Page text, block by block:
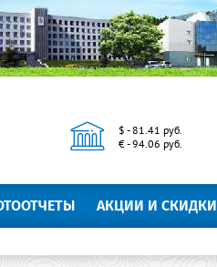
$ - 81.41 руб.
€ - 94.06 руб.
АКЦИИ И СКИДКИ